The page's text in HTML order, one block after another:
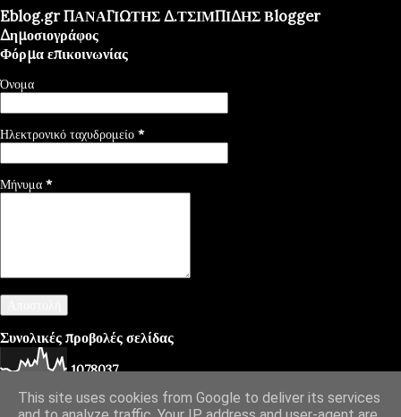
Eblog.gr ΠΑΝΑΓΙΩΤΗΣ Δ.ΤΣΙΜΠΙΔΗΣ Βlogger
Δημοσιογράφος
Φόρμα επικοινωνίας
Όνομα
Ηλεκτρονικό ταχυδρομείο *
Μήνυμα *
Συνολικές προβολές σελίδας
1078037
This site uses cookies from Google to deliver its services